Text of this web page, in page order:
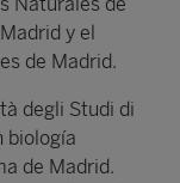
y el
de Madrid.
degli Studi di
biología
de Madrid.